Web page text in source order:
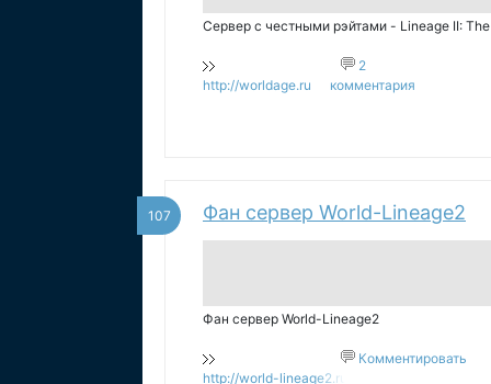
Сервер с честными рэйтами - Lineage II:
http://worldage.ru
2
комментария
107 Фан сервер World-Lineage2
Фан сервер World-Lineage2
http://world-lineage2.ru
Комментировать